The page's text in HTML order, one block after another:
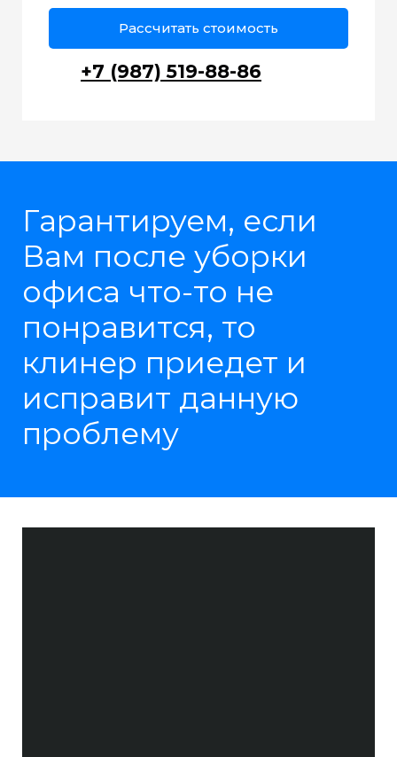
Рассчитать стоимость
+7 (987) 519-88-86
Гарантируем, если
Вам после уборки
офиса что-то не
понравится, то
клинер приедет и
исправит данную
проблему